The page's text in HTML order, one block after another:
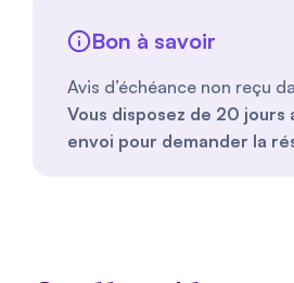
Bon à savoir
Avis d’échéance non reçu
Vous disposez de 20 jours
envoi pour demander la